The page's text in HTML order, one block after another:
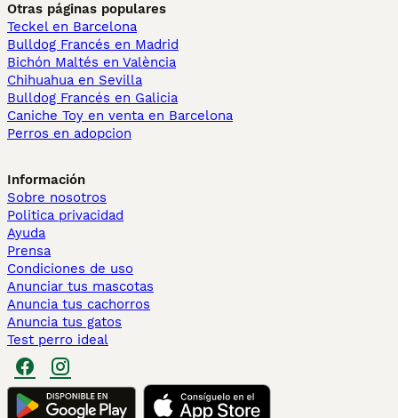
Otras páginas populares
Teckel en Barcelona
Bulldog Francés en Madrid
Bichón Maltés en València
Chihuahua en Sevilla
Bulldog Francés en Galicia
Caniche Toy en venta en Barcelona
Perros en adopcion
Información
Sobre nosotros
Politica privacidad
Ayuda
Prensa
Condiciones de uso
Anunciar tus mascotas
Anuncia tus cachorros
Anuncia tus gatos
Test perro ideal